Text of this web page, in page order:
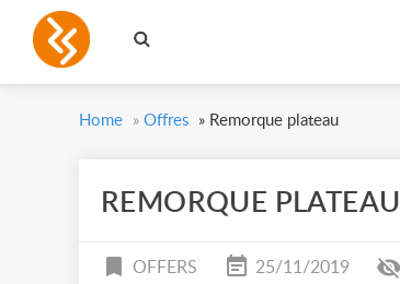
Home » Offres » Remorque plateau
REMORQUE PLATEAU
OFFERS 25/11/2019